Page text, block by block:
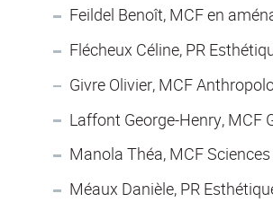
Feildel Benoît, MCF en
Flécheux Céline, PR
Givre Olivier, MCF
Laffont George-Henry, MCF
Manola Théa, MCF
Méaux Danièle, PR